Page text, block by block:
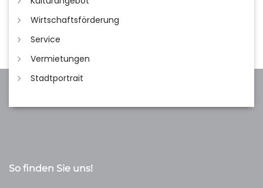
Wirtschaftsförderung
Service
Vermietungen
Stadtportrait
So finden Sie uns!